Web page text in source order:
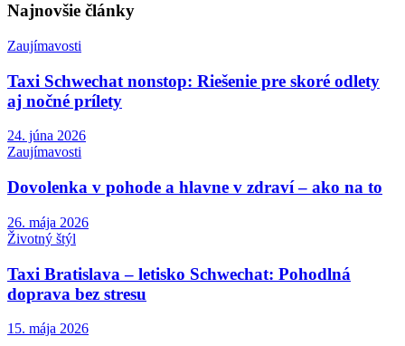
Najnovšie články
Zaujímavosti
Taxi Schwechat nonstop: Riešenie pre skoré odlety
aj nočné prílety
24. júna 2026
Zaujímavosti
Dovolenka v pohode a hlavne v zdraví – ako na to
26. mája 2026
Životný štýl
Taxi Bratislava – letisko Schwechat: Pohodlná
doprava bez stresu
15. mája 2026